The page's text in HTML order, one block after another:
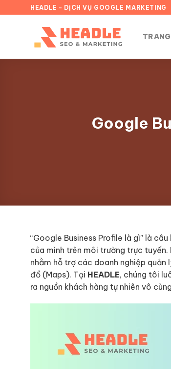
đến
HEADLE - DỊCH VỤ GOOGLE MARKETING
Google
“Google Business Profile là gì” là
của mình trên môi trường trực
nhằm hỗ trợ các doanh nghiệp
đồ (Maps). Tại HEADLE, chúng tôi
ra nguồn khách hàng tự nhiên vô